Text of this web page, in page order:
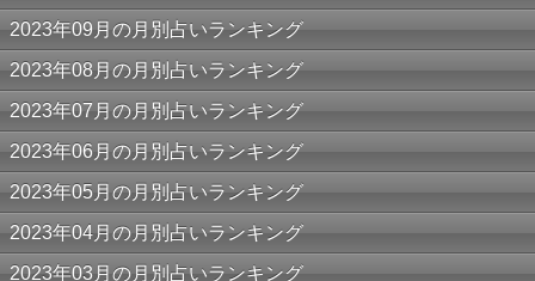
2023年09月の月別占いランキング
2023年08月の月別占いランキング
2023年07月の月別占いランキング
2023年06月の月別占いランキング
2023年05月の月別占いランキング
2023年04月の月別占いランキング
2023年03月の月別占いランキング